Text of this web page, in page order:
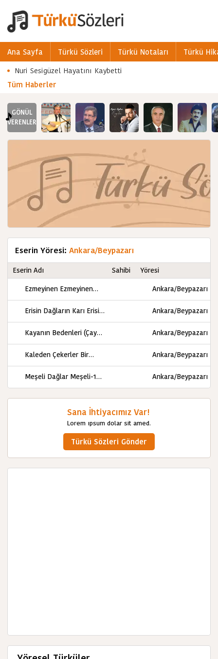
Ana Sayfa Türkü Sözleri Türkü Notaları
Türkü
Nuri Sesigüzel Hayatını Kaybetti
Tüm Haberler
GÖNÜL
VERENLER
Eserin Yöresi: Ankara/Beypazarı
Eserin Adı Sahibi
Yöresi
Ezmeyinen Ezmeyinen
Türkü Sözleri
Ankara/Beypazarı
Erisin Dağların Karı Erisin
Türkü Sözleri
Ankara/Beypazarı
Kayanın Bedenleri (Çay
Kuşu) Türkü Sözleri
Ankara/Beypazarı
Kaleden Çekerler Bir
Siyah Perde Türkü Sözleri
Ankara/Beypazarı
Meşeli Dağlar Meşeli-1
Türkü Sözleri
Ankara/Beypazarı
Sana İhtiyacımız Var!
Lorem ıpsum dolar sit amed.
Türkü Sözleri Gönder